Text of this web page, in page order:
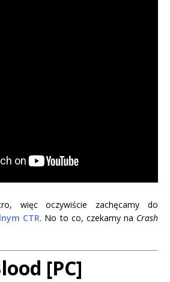
więc oczywiście zachęcamy do
CTR. No to co, czekamy na Crash
[PC]